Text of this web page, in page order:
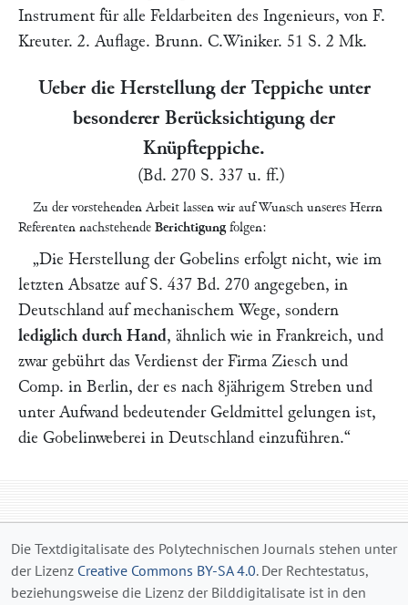
Instrument für alle Feldarbeiten des Ingenieurs, von F.
Kreuter. 2. Auflage. Brunn. C.Winiker. 51 S. 2 Mk.
Ueber die Herstellung der Teppiche unter
besonderer Berücksichtigung der
Knüpfteppiche.
(Bd. 270 S. 337 u. ff.)
Zu der vorstehenden Arbeit lassen wir auf Wunsch unseres Herrn
Referenten nachstehende Berichtigung folgen:
„Die Herstellung der Gobelins erfolgt nicht, wie im
letzten Absatze auf S. 437 Bd. 270 angegeben, in
Deutschland auf mechanischem Wege, sondern
lediglich durch Hand, ähnlich wie in Frankreich, und
zwar gebührt das Verdienst der Firma Ziesch und
Comp. in Berlin, der es nach 8jährigem Streben und
unter Aufwand bedeutender Geldmittel gelungen ist,
die Gobelinweberei in Deutschland einzuführen.“
Die Textdigitalisate des Polytechnischen Journals stehen unter
der Lizenz Creative Commons BY-SA 4.0. Der Rechtestatus,
beziehungsweise die Lizenz der Bilddigitalisate ist in den